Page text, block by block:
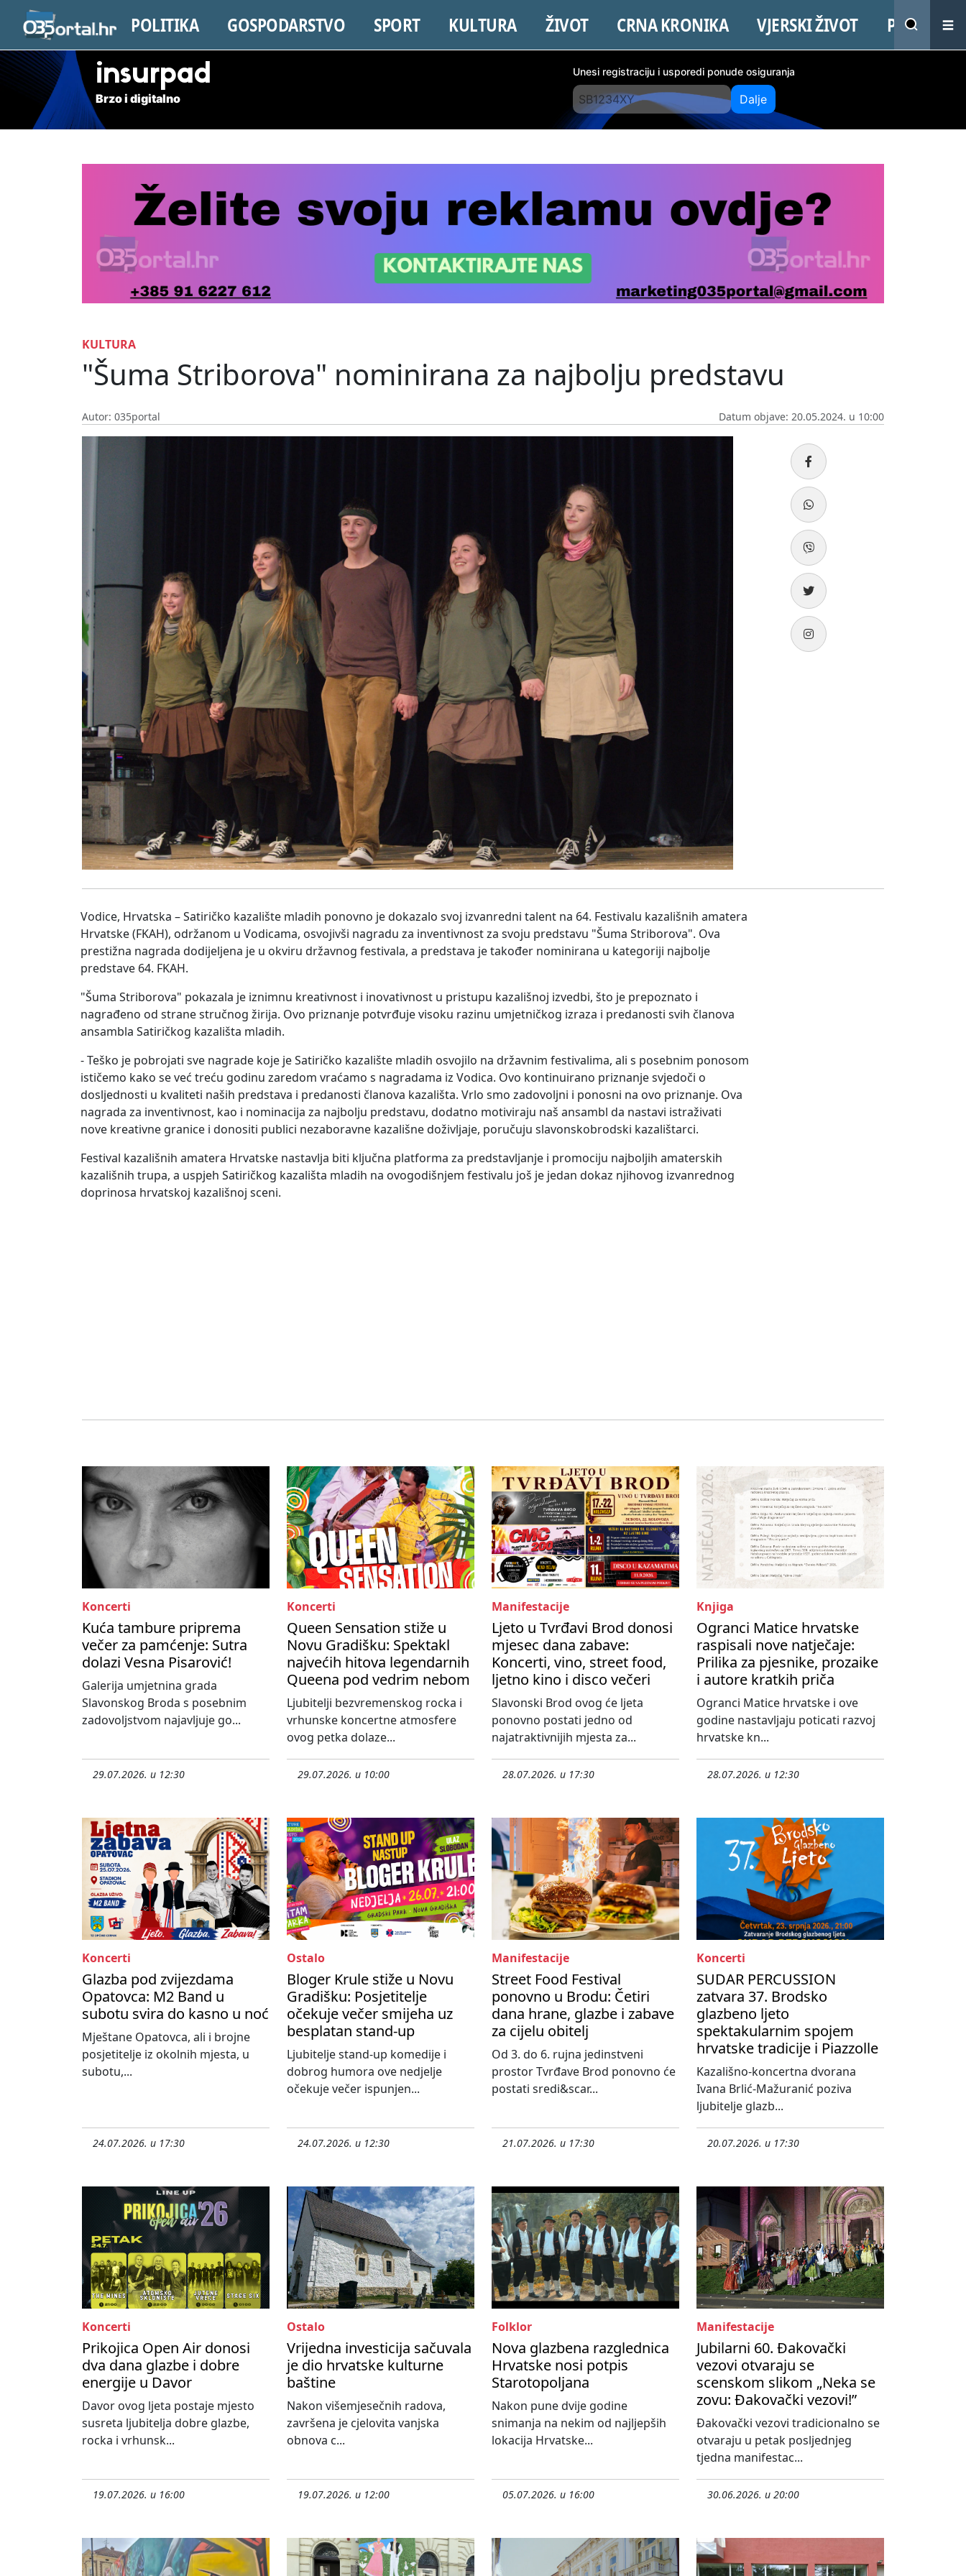
POLITIKA GOSPODARSTVO SPORT KULTURA ŽIVOT CRNA KRONIKA VJERSKI ŽIVOT PROMO
insurpad
Brzo i digitalno
Unesi registraciju i usporedi ponude osiguranja
Dalje
KULTURA
"Šuma Striborova" nominirana za najbolju predstavu
Autor: 035portal Datum objave: 20.05.2024. u 10:00
Vodice, Hrvatska – Satiričko kazalište mladih ponovno je dokazalo svoj izvanredni talent na 64. Festivalu kazališnih amatera
Hrvatske (FKAH), održanom u Vodicama, osvojivši nagradu za inventivnost za svoju predstavu "Šuma Striborova". Ova
prestižna nagrada dodijeljena je u okviru državnog festivala, a predstava je također nominirana u kategoriji najbolje
predstave 64. FKAH.
"Šuma Striborova" pokazala je iznimnu kreativnost i inovativnost u pristupu kazališnoj izvedbi, što je prepoznato i
nagrađeno od strane stručnog žirija. Ovo priznanje potvrđuje visoku razinu umjetničkog izraza i predanosti svih članova
ansambla Satiričkog kazališta mladih.
- Teško je pobrojati sve nagrade koje je Satiričko kazalište mladih osvojilo na državnim festivalima, ali s posebnim ponosom
ističemo kako se već treću godinu zaredom vraćamo s nagradama iz Vodica. Ovo kontinuirano priznanje svjedoči o
dosljednosti u kvaliteti naših predstava i predanosti članova kazališta. Vrlo smo zadovoljni i ponosni na ovo priznanje. Ova
nagrada za inventivnost, kao i nominacija za najbolju predstavu, dodatno motiviraju naš ansambl da nastavi istraživati
nove kreativne granice i donositi publici nezaboravne kazališne doživljaje, poručuju slavonskobrodski kazalištarci.
Festival kazališnih amatera Hrvatske nastavlja biti ključna platforma za predstavljanje i promociju najboljih amaterskih
kazališnih trupa, a uspjeh Satiričkog kazališta mladih na ovogodišnjem festivalu još je jedan dokaz njihovog izvanrednog
doprinosa hrvatskoj kazališnoj sceni.
Koncerti
Kuća tambure priprema
večer za pamćenje: Sutra
dolazi Vesna Pisarović!
Galerija umjetnina grada
Slavonskog Broda s posebnim
zadovoljstvom najavljuje go...
29.07.2026. u 12:30
Koncerti
Queen Sensation stiže u
Novu Gradišku: Spektakl
najvećih hitova legendarnih
Queena pod vedrim nebom
Ljubitelji bezvremenskog rocka i
vrhunske koncertne atmosfere
ovog petka dolaze...
29.07.2026. u 10:00
Manifestacije
Ljeto u Tvrđavi Brod donosi
mjesec dana zabave:
Koncerti, vino, street food,
ljetno kino i disco večeri
Slavonski Brod ovog će ljeta
ponovno postati jedno od
najatraktivnijih mjesta za...
28.07.2026. u 17:30
Knjiga
Ogranci Matice hrvatske
raspisali nove natječaje:
Prilika za pjesnike, prozaike
i autore kratkih priča
Ogranci Matice hrvatske i ove
godine nastavljaju poticati razvoj
hrvatske kn...
28.07.2026. u 12:30
Koncerti
Glazba pod zvijezdama
Opatovca: M2 Band u
subotu svira do kasno u noć
Mještane Opatovca, ali i brojne
posjetitelje iz okolnih mjesta, u
subotu,...
24.07.2026. u 17:30
Ostalo
Bloger Krule stiže u Novu
Gradišku: Posjetitelje
očekuje večer smijeha uz
besplatan stand-up
Ljubitelje stand-up komedije i
dobrog humora ove nedjelje
očekuje večer ispunjen...
24.07.2026. u 12:30
Manifestacije
Street Food Festival
ponovno u Brodu: Četiri
dana hrane, glazbe i zabave
za cijelu obitelj
Od 3. do 6. rujna jedinstveni
prostor Tvrđave Brod ponovno će
postati sredi&scar...
21.07.2026. u 17:30
Koncerti
SUDAR PERCUSSION
zatvara 37. Brodsko
glazbeno ljeto
spektakularnim spojem
hrvatske tradicije i Piazzolle
Kazališno-koncertna dvorana
Ivana Brlić-Mažuranić poziva
ljubitelje glazb...
20.07.2026. u 17:30
Koncerti
Prikojica Open Air donosi
dva dana glazbe i dobre
energije u Davor
Davor ovog ljeta postaje mjesto
susreta ljubitelja dobre glazbe,
rocka i vrhunsk...
19.07.2026. u 16:00
Ostalo
Vrijedna investicija sačuvala
je dio hrvatske kulturne
baštine
Nakon višemjesečnih radova,
završena je cjelovita vanjska
obnova c...
19.07.2026. u 12:00
Folklor
Nova glazbena razglednica
Hrvatske nosi potpis
Starotopoljana
Nakon pune dvije godine
snimanja na nekim od najljepših
lokacija Hrvatske...
05.07.2026. u 16:00
Manifestacije
Jubilarni 60. Đakovački
vezovi otvaraju se
scenskom slikom „Neka se
zovu: Đakovački vezovi!”
Đakovački vezovi tradicionalno se
otvaraju u petak posljednjeg
tjedna manifestac...
30.06.2026. u 20:00